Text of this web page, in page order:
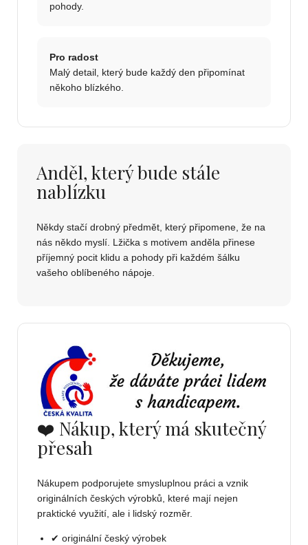
pohody.
Pro radost
Malý detail, který bude každý den připomínat
někoho blízkého.
Anděl, který bude stále
nablízku
Někdy stačí drobný předmět, který připomene, že na
nás někdo myslí. Lžička s motivem anděla přinese
příjemný pocit klidu a pohody při každém šálku
vašeho oblíbeného nápoje.
❤️ Nákup, který má skutečný
přesah
Nákupem podporujete smysluplnou práci a vznik
originálních českých výrobků, které mají nejen
praktické využití, ale i lidský rozměr.
✔ originální český výrobek